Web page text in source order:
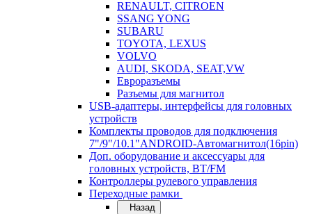
RENAULT, CITROEN
SSANG YONG
SUBARU
TOYOTA, LEXUS
VOLVO
AUDI, SKODA, SEAT,VW
Евроразъемы
Разъемы для магнитол
USB-адаптеры, интерфейсы для головных
устройств
Комплекты проводов для подключения
7"/9"/10.1"ANDROID-Автомагнитол(16pin)
Доп. оборудование и аксессуары для
головных устройств, BT/FM
Контроллеры рулевого управления
Переходные рамки
Назад